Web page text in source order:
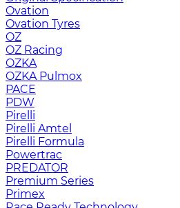
Ovation
Ovation Tyres
OZ
OZ Racing
OZKA
OZKA Pulmox
PACE
PDW
Pirelli
Pirelli Amtel
Pirelli Formula
Powertrac
PREDATOR
Premium Series
Primex